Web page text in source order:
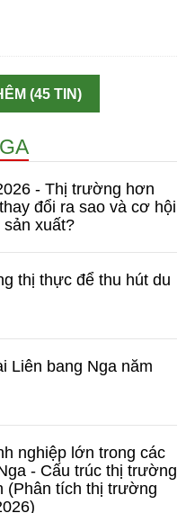
(45 TIN)
- Thị trường hơn
đổi ra sao và cơ hội
xuất?
thị thực để thu hút du
Liên bang Nga năm
nghiệp lớn trong các
- Cấu trúc thị trường
(Phân tích thị trường